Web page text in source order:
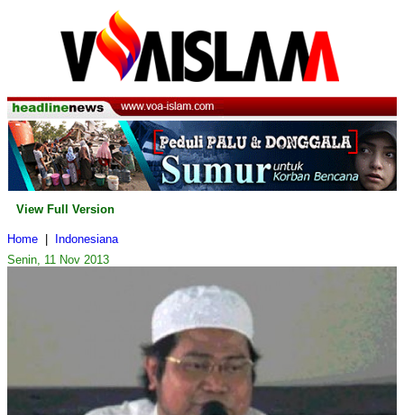
View Full Version
Home
Indonesiana
Senin, 11 Nov 2013